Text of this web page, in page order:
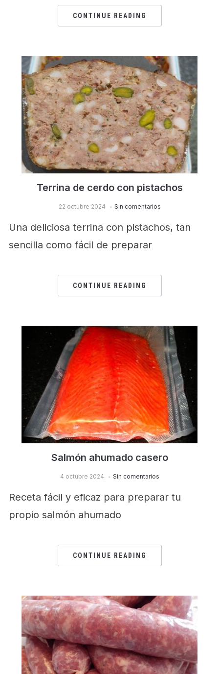
CONTINUE READING
Terrina de cerdo con pistachos
22 octubre 2024 Sin comentarios
Una deliciosa terrina con pistachos, tan
sencilla como fácil de preparar
CONTINUE READING
Salmón ahumado casero
4 octubre 2024 Sin comentarios
Receta fácil y eficaz para preparar tu
propio salmón ahumado
CONTINUE READING